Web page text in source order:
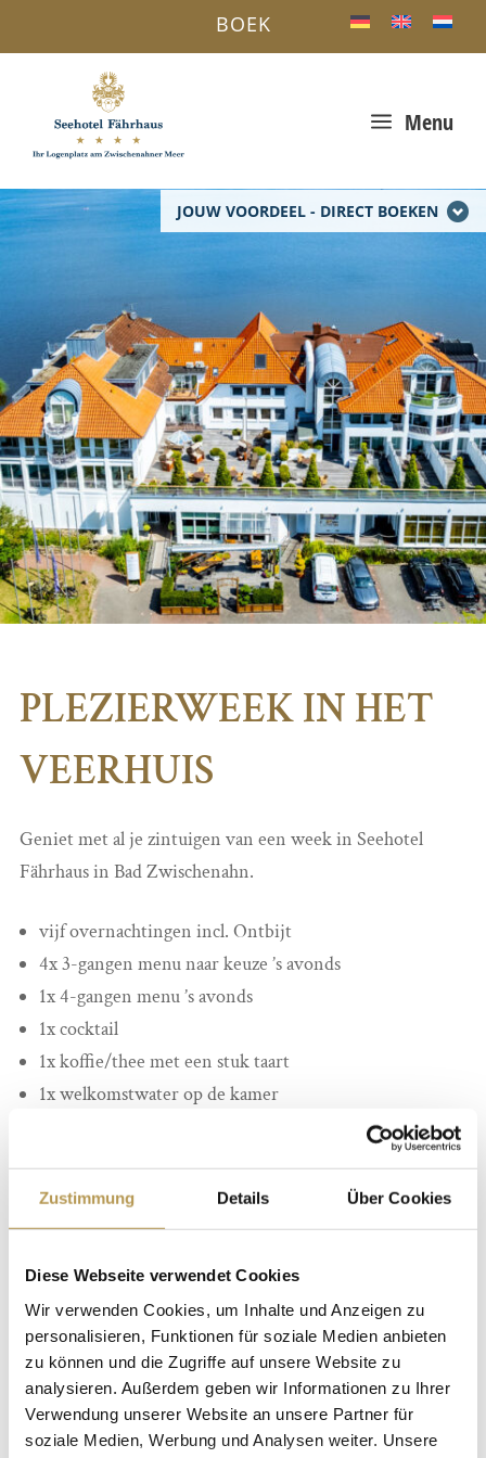
Zustimmung Details Über Cookies
Diese Webseite verwendet Cookies
Wir verwenden Cookies, um Inhalte und Anzeigen zu
personalisieren, Funktionen für soziale Medien anbieten
zu können und die Zugriffe auf unsere Website zu
analysieren. Außerdem geben wir Informationen zu Ihrer
Verwendung unserer Website an unsere Partner für
soziale Medien, Werbung und Analysen weiter. Unsere
JOUW VOORDEEL - DIRECT BOEKEN
a Menu
BOEK
PLEZIERWEEK IN HET
VEERHUIS
Geniet met al je zintuigen van een week in Seehotel
Fährhaus in Bad Zwischenahn.
vijf overnachtingen incl. Ontbijt
4x 3-gangen menu naar keuze ’s avonds
1x 4-gangen menu ’s avonds
1x cocktail
1x koffie/thee met een stuk taart
1x welkomstwater op de kamer
Eenmalige toegang tot het Park of Gardens
Gratis gebruik van het zwembad van het hotel met
Finse sauna, Romeinse sauna en stoombad. Stoomgrot,
infraroodcabine enz.
Gratis parkeren afhankelijk van beschikbaarheid
plus. Gastbijdrage
De kassa’s van het Park of Gardens zijn dagelijks geopend
van 18 april tot 04 oktober 2026 van 09:30 tot 18:30 uur.
De uitgangen zijn open tot 21:45 uur.